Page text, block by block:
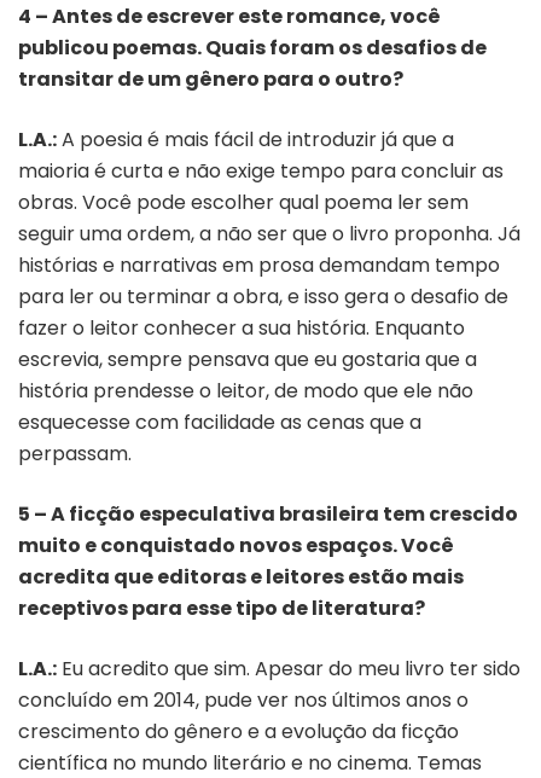
4 – Antes de escrever este romance, você
publicou poemas. Quais foram os desafios de
transitar de um gênero para o outro?
L.A.:A poesia é mais fácil de introduzir já que a
maioria é curta e não exige tempo para concluir as
obras. Você pode escolher qual poema ler sem
seguir uma ordem, a não ser que o livro proponha. Já
histórias e narrativas em prosa demandam tempo
para ler ou terminar a obra, e isso gera o desafio de
fazer o leitor conhecer a sua história. Enquanto
escrevia, sempre pensava que eu gostaria que a
história prendesse o leitor, de modo que ele não
esquecesse com facilidade as cenas que a
perpassam.
5 – A ficção especulativa brasileira tem crescido
muito e conquistado novos espaços. Você
acredita que editoras e leitores estão mais
receptivos para esse tipo de literatura?
L.A.: Eu acredito que sim. Apesar do meu livro ter sido
concluído em 2014, pude ver nos últimos anos o
crescimento do gênero e a evolução da ficção
científica no mundo literário e no cinema. Temas